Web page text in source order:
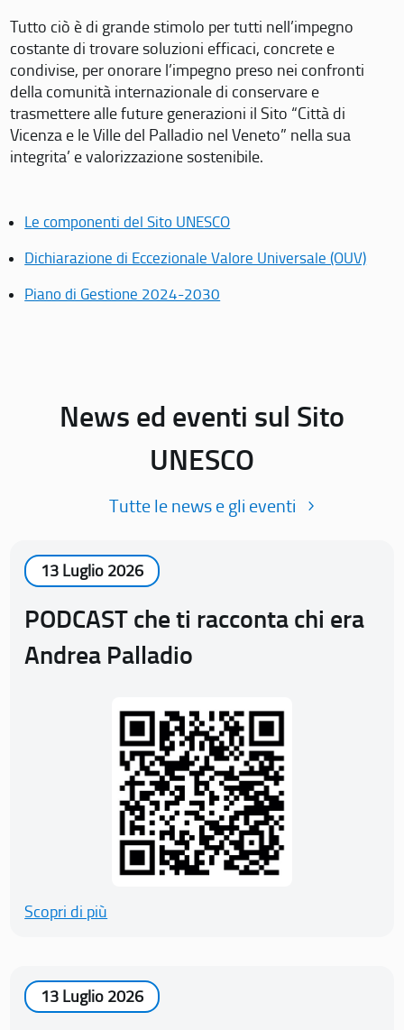
Tutto ciò è di grande stimolo per tutti nell’impegno
costante di trovare soluzioni efficaci, concrete e
condivise, per onorare l’impegno preso nei confronti
della comunità internazionale di conservare e
trasmettere alle future generazioni il Sito “Città di
Vicenza e le Ville del Palladio nel Veneto” nella sua
integrita’ e valorizzazione sostenibile.
Le componenti del Sito UNESCO
Dichiarazione di Eccezionale Valore Universale (OUV)
Piano di Gestione 2024-2030
News ed eventi sul Sito
UNESCO
Tutte le news e gli eventi
13 Luglio 2026
PODCAST che ti racconta chi era
Andrea Palladio
Scopri di più
13 Luglio 2026